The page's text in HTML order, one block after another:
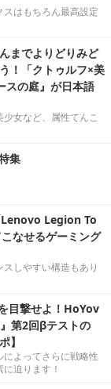
はもちろん最高設定
までよりどりみど
！「クトゥルフ×美
スの庭』が日本語
女など、属性てんこ
集
Lenovo Legion To
なせるゲーミング
しやすい構造もあり
目撃せよ！HoYov
第2回βテストの
】
よってさらに戦略性
迫ります！